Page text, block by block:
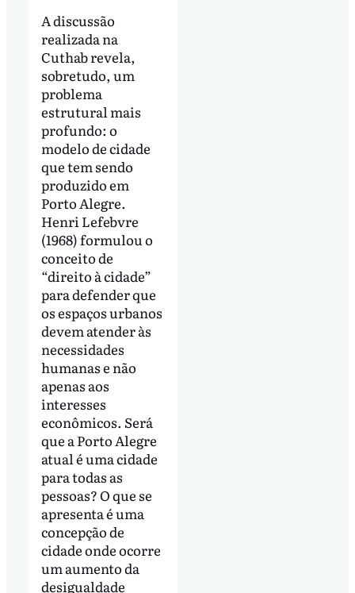
A discussão
realizada na
Cuthab revela,
sobretudo, um
problema
estrutural mais
profundo: o
modelo de cidade
que tem sendo
produzido em
Porto Alegre.
Henri Lefebvre
(1968) formulou o
conceito de
“direito à cidade”
para defender que
os espaços urbanos
devem atender às
necessidades
humanas e não
apenas aos
interesses
econômicos. Será
que a Porto Alegre
atual é uma cidade
para todas as
pessoas? O que se
apresenta é uma
concepção de
cidade onde ocorre
um aumento da
desigualdade